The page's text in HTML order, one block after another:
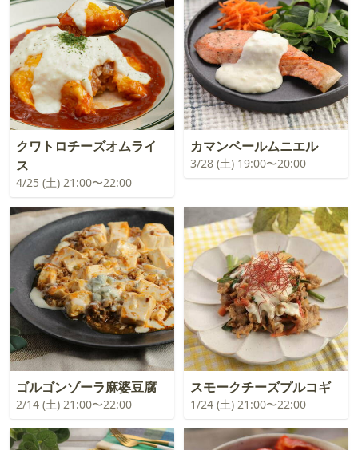
クワトロチーズオムライ
ス
4/25 (土) 21:00〜22:00
カマンベールムニエル
3/28 (土) 19:00〜20:00
ゴルゴンゾーラ麻婆豆腐
2/14 (土) 21:00〜22:00
スモークチーズプルコギ
1/24 (土) 21:00〜22:00